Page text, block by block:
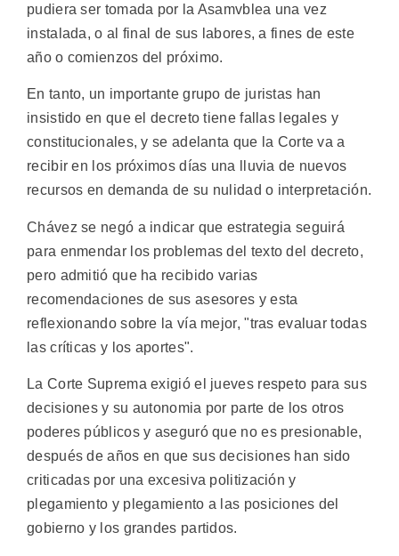
pudiera ser tomada por la Asamvblea una vez
instalada, o al final de sus labores, a fines de este
año o comienzos del próximo.
En tanto, un importante grupo de juristas han
insistido en que el decreto tiene fallas legales y
constitucionales, y se adelanta que la Corte va a
recibir en los próximos días una lluvia de nuevos
recursos en demanda de su nulidad o interpretación.
Chávez se negó a indicar que estrategia seguirá
para enmendar los problemas del texto del decreto,
pero admitió que ha recibido varias
recomendaciones de sus asesores y esta
reflexionando sobre la vía mejor, "tras evaluar todas
las críticas y los aportes".
La Corte Suprema exigió el jueves respeto para sus
decisiones y su autonomia por parte de los otros
poderes públicos y aseguró que no es presionable,
después de años en que sus decisiones han sido
criticadas por una excesiva politización y
plegamiento y plegamiento a las posiciones del
gobierno y los grandes partidos.